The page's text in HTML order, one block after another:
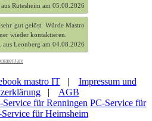
Rutesheim am 05.08.2026
gut gelöst. Würde Mastro
wieder kontaktieren.
aus Leonberg am 04.08.2026
mastro IT| Impressum und
| AGB
Service für Renningen PC-Service für
für Heimsheim